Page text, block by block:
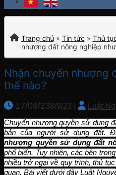
Trang chủ » Tin tức » Thủ
nhượng đất nông nghiệp
Nhận chuyển nhượng
thế nào?
17/08/238/9/23 Luật
Chuyển nhượng quyền sử dụng
bản của người sử dụng đất.
nhượng quyền sử dụng đất
phổ biến. Tuy nhiên, các bên
nhiều trở ngại về quy trình, thủ
quan. Bài viết dưới đây Luật